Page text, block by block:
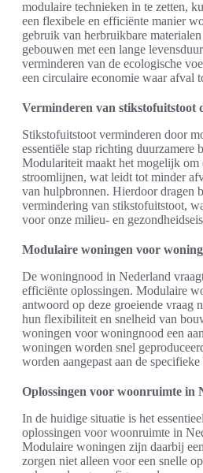
modulaire technieken in te zetten,
een flexibele en efficiënte manier
gebruik van herbruikbare
gebouwen met een lange
verminderen van de ecologische
een circulaire economie waar afval
Verminderen van stikstofuitstoot
Stikstofuitstoot verminderen door
essentiële stap richting duurzamere
Modulariteit maakt het mogelijk om
stroomlijnen, wat leidt tot minder
van hulpbronnen. Hierdoor dragen
vermindering van stikstofuitstoot,
voor onze milieu- en
Modulaire woningen voor
De woningnood in Nederland
efficiënte oplossingen. Modulaire
antwoord op deze groeiende vraag
hun flexibiliteit en snelheid van
woningen voor woningnood een
woningen worden snel
worden aangepast aan de
Oplossingen voor woonruimte in
In de huidige situatie is het
oplossingen voor woonruimte in
Modulaire woningen zijn daarbij
zorgen niet alleen voor een snelle